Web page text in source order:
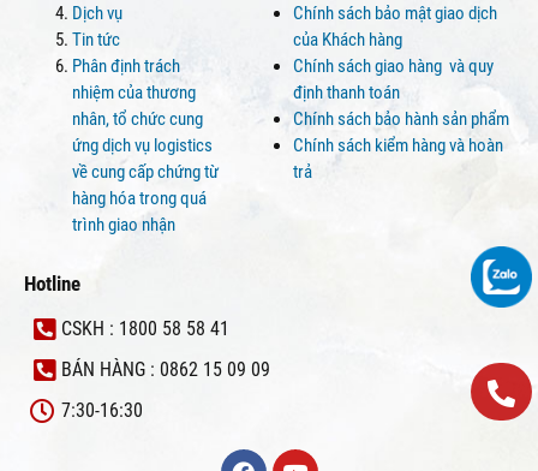
Dịch vụ
Tin tức
Phân định trách
nhiệm của thương
nhân, tổ chức cung
ứng dịch vụ logistics
về cung cấp chứng từ
hàng hóa trong quá
trình giao nhận
Chính sách bảo mật giao dịch
của Khách hàng
Chính sách giao hàng và quy
định thanh toán
Chính sách bảo hành sản phẩm
Chính sách kiểm hàng và hoàn
trả
Hotline
CSKH : 1800 58 58 41
BÁN HÀNG : 0862 15 09 09
7:30-16:30